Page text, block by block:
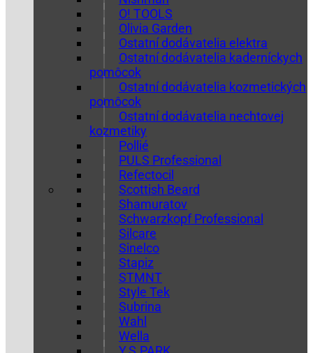
O! TOOLS
Olivia Garden
Ostatní dodávatelia elektra
Ostatní dodávatelia kaderníckych
pomôcok
Ostatní dodávatelia kozmetických
pomôcok
Ostatní dodávatelia nechtovej
kozmetiky
Pollié
PULS Professional
Refectocil
Scottish Beard
Shamuratov
Schwarzkopf Professional
Silcare
Sinelco
Stapiz
STMNT
Style Tek
Subrina
Wahl
Wella